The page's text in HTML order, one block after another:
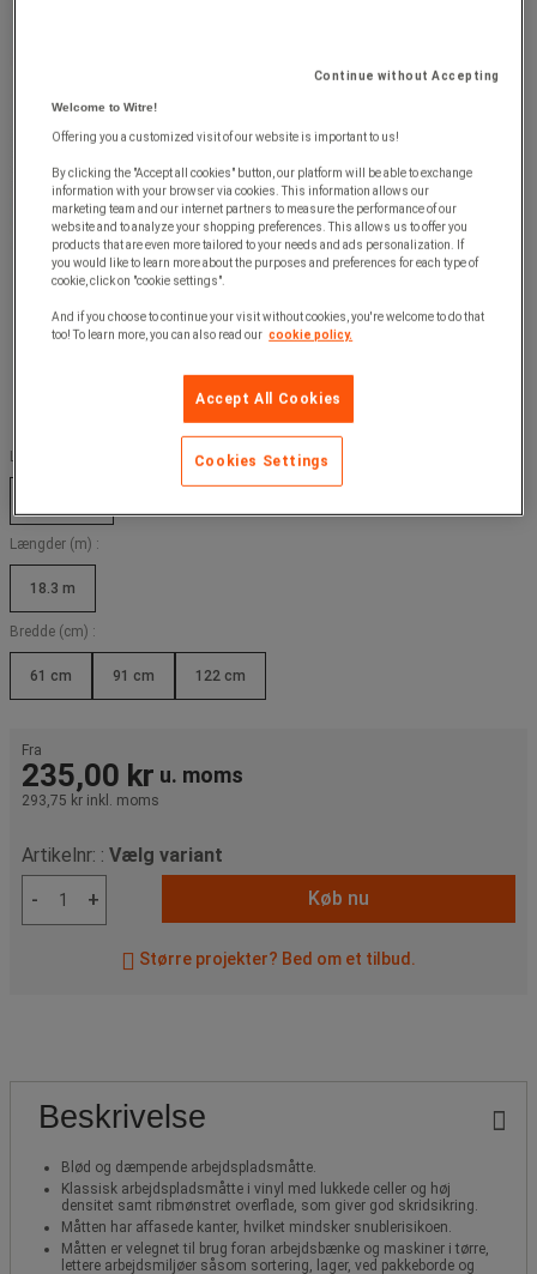
Længder (mm) :
Længder (m) :
18.3 m
Bredde (cm) :
61 cm 91 cm 122 cm
Fra
235,00 kr u. moms
293,75 kr inkl. moms
Artikelnr: : Vælg variant
-
+ Køb nu
Større projekter? Bed om et tilbud.
Beskrivelse
Blød og dæmpende arbejdspladsmåtte.
Klassisk arbejdspladsmåtte i vinyl med lukkede celler og høj
densitet samt ribmønstret overflade, som giver god skridsikring.
Måtten har affasede kanter, hvilket mindsker snublerisikoen.
Måtten er velegnet til brug foran arbejdsbænke og maskiner i tørre,
lettere arbejdsmiljøer såsom sortering, lager, ved pakkeborde og
Continue without Accepting
Welcome to Witre!
Offering you a customized visit of our website is important to us!
By clicking the "Accept all cookies" button, our platform will be able to exchange
information with your browser via cookies. This information allows our
marketing team and our internet partners to measure the performance of our
website and to analyze your shopping preferences. This allows us to offer you
products that are even more tailored to your needs and ads personalization. If
you would like to learn more about the purposes and preferences for each type of
cookie, click on "cookie settings".
And if you choose to continue your visit without cookies, you're welcome to do that
too! To learn more, you can also read our cookie policy.
Accept All Cookies
Cookies Settings